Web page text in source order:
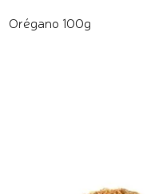
Orégano 100g